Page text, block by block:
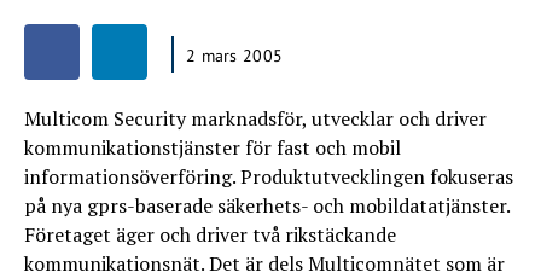
2 mars 2005
Multicom Security marknadsför, utvecklar och driver
kommunikationstjänster för fast och mobil
informationsöverföring. Produktutvecklingen fokuseras
på nya gprs-baserade säkerhets- och mobildatatjänster.
Företaget äger och driver två rikstäckande
kommunikationsnät. Det är dels Multicomnätet som är